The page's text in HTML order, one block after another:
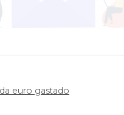
euro gastado